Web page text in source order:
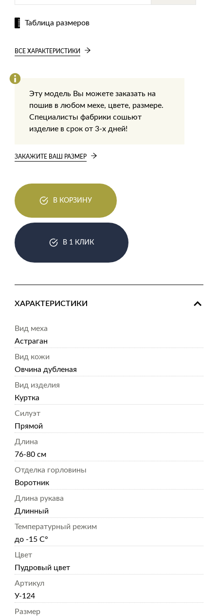
Таблица размеров
ВСЕ ХАРАКТЕРИСТИКИ
Эту модель Вы можете заказать на
пошив в любом мехе, цвете, размере.
Специалисты фабрики сошьют
изделие в срок от 3-х дней!
ЗАКАЖИТЕ ВАШ РАЗМЕР
В КОРЗИНУ
В 1 КЛИК
ХАРАКТЕРИСТИКИ
Вид меха
Астраган
Вид кожи
Овчина дубленая
Вид изделия
Куртка
Силуэт
Прямой
Длина
76-80 см
Отделка горловины
Воротник
Длина рукава
Длинный
Температурный режим
до -15 С°
Цвет
Пудровый цвет
Артикул
У-124
Размер